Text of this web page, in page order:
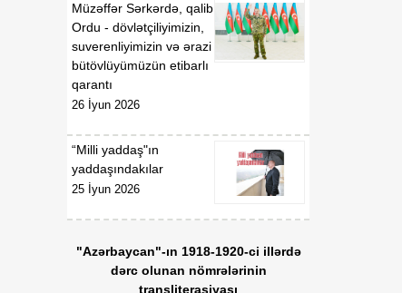
1326 nömrəli,
"Azərbaycan Nəqliyyat və
Kommunikasiya Holdinqi
(AZCON)" publik hüquqi
şəxsin Nizamnaməsinin
təsdiqi və bununla
tənzimlənməsi haqqında"
2025-ci il 15 yanvar tarixli
286 nömrəli fərmanlarında
və "Azərbaycan Hava
Yolları" Qapalı Səhmdar
haqqında" 2008-ci il 16
aprel tarixli 2761 nömrəli,
Müzəffər Sərkərdə, qalib
Ordu - dövlətçiliyimizin,
suverenliyimizin və ərazi
bütövlüyümüzün etibarlı
qarantı
26 İyun 2026
“Milli yaddaş"ın
yaddaşındakılar
25 İyun 2026
"Azərbaycan"-ın 1918-1920-ci illərdə
dərc olunan nömrələrinin
transliterasiyası